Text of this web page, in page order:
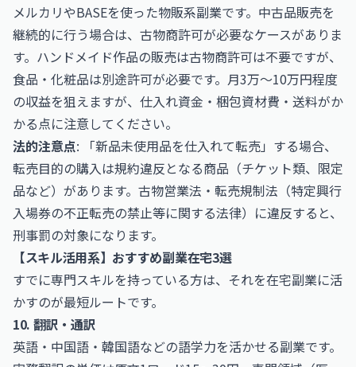
メルカリやBASEを使った物販系副業です。中古品販売を
継続的に行う場合は、古物商許可が必要なケースがありま
す。ハンドメイド作品の販売は古物商許可は不要ですが、
食品・化粧品は別途許可が必要です。月3万〜10万円程度
の収益を狙えますが、仕入れ資金・梱包資材費・送料がか
かる点に注意してください。
法的注意点: 「新品未使用品を仕入れて転売」する場合、
転売目的の購入は規約違反となる商品（チケット類、限定
品など）があります。古物営業法・転売規制法（特定興行
入場券の不正転売の禁止等に関する法律）に違反すると、
刑事罰の対象になります。
【スキル活用系】おすすめ副業在宅3選
すでに専門スキルを持っている方は、それを在宅副業に活
かすのが最短ルートです。
10. 翻訳・通訳
英語・中国語・韓国語などの語学力を活かせる副業です。